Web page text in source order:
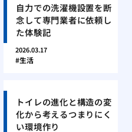
自力での洗濯機設置を断
念して専門業者に依頼し
た体験記
2026.03.17
生活
トイレの進化と構造の変
化から考えるつまりにく
い環境作り